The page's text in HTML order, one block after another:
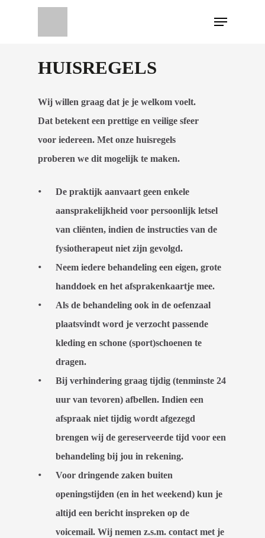
HUISREGELS
Wij willen graag dat je je welkom voelt.
Dat betekent een prettige en veilige sfeer
voor iedereen. Met onze huisregels
proberen we dit mogelijk te maken.
De praktijk aanvaart geen enkele
aansprakelijkheid voor persoonlijk letsel
van cliënten, indien de instructies van de
fysiotherapeut niet zijn gevolgd.
Neem iedere behandeling een eigen, grote
handdoek en het afsprakenkaartje mee.
Als de behandeling ook in de oefenzaal
plaatsvindt word je verzocht passende
kleding en schone (sport)schoenen te
dragen.
Bij verhindering graag tijdig (tenminste 24
uur van tevoren) afbellen. Indien een
afspraak niet tijdig wordt afgezegd
brengen wij de gereserveerde tijd voor een
behandeling bij jou in rekening.
Voor dringende zaken buiten
openingstijden (en in het weekend) kun je
altijd een bericht inspreken op de
voicemail. Wij nemen z.s.m. contact met je